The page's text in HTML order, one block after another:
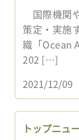
国際機関
策定・実施
織「Ocean
202 […]
2021/12/09
トップニュ